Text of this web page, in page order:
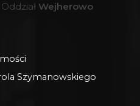
Oddział Wejherowo
Szymanowskiego